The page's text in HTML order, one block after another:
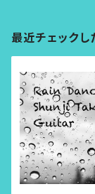
最近チェックし